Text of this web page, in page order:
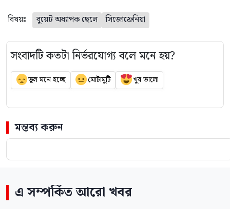
বিষয়ঃ বুয়েট অধ্যাপক ছেলে সিজোফ্রেনিয়া
সংবাদটি কতটা নির্ভরযোগ্য বলে মনে হয়?
ভুল মনে হচ্ছে মোটামুটি খুব ভালো
মন্তব্য করুন
এ সম্পর্কিত আরো খবর